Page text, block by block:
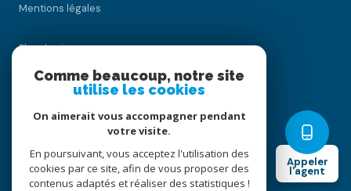
Appeler
l'agent
Mentions légales
Plan du site
Cookies
Comme beaucoup, notre site
utilise les cookies
On aimerait vous accompagner pendant
votre visite.
En poursuivant, vous acceptez l'utilisation des
cookies par ce site, afin de vous proposer des
contenus adaptés et réaliser des statistiques !